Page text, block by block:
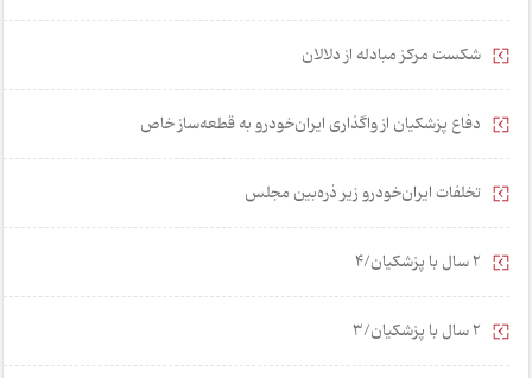
شکست مرکز مبادله از دلالان
دفاع پزشکیان از واگذاری ایران‌خودرو به قطعه‌ساز خاص
تخلفات ایران‌خودرو زیر ذره‌بین مجلس